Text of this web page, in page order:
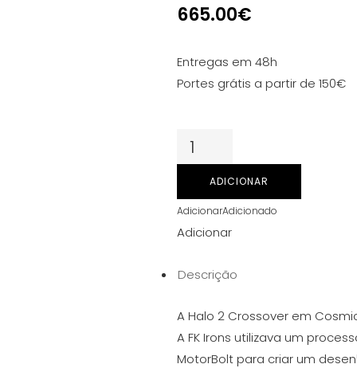
665.00€
Entregas em 48h
Portes grátis a partir de 150€
Quantidade
de
Irons
Spektra
2
-
Cosmic
Storm
ADICIONAR
AdicionarAdicionado
Adicionar
Descrição
A Halo 2 Crossover em
A FK Irons utilizava um
MotorBolt para criar um